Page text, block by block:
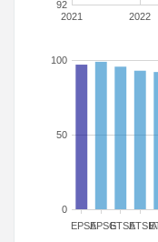
2021 2022
92
EPSAEPSGETSA
0
50
100